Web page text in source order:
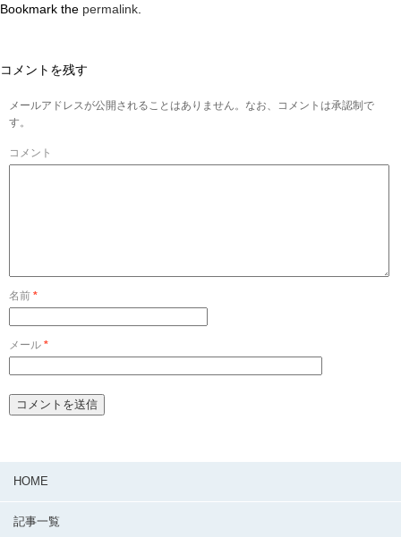
Bookmark the permalink
コメントを残す
メールアドレスが公開されることはありません。なお、コメントは承認制で
す。
コメント
名前 *
メール *
HOME
記事一覧